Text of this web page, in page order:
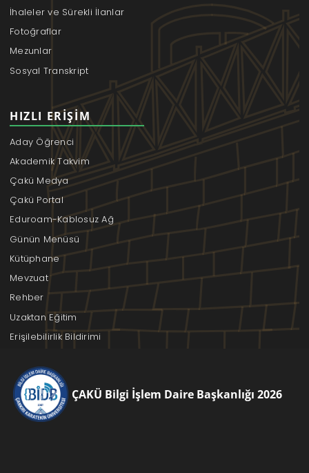
İhaleler ve Sürekli İlanlar
Fotoğraflar
Mezunlar
Sosyal Transkript
HIZLI ERIŞIM
Aday Öğrenci
Akademik Takvim
Çakü Medya
Çakü Portal
Eduroam-Kablosuz Ağ
Günün Menüsü
Kütüphane
Mevzuat
Rehber
Uzaktan Eğitim
Erişilebilirlik Bildirimi
ÇAKÜ Bilgi İşlem Daire Başkanlığı 2026